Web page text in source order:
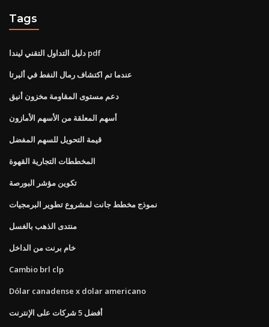
Tags
دليل التداول التقني ليندا pdf
عندما تم اكتشاف رمال النفط في ألبرتا
دعم مستوى المقاومة مخزون أنيق
أسهم المعلقة من الأسهم الأمازون
قيمة التحويل للسهم المفضل
المخططات التجارية القهوة
تكوين مؤشر البورصة
نموذج مخطط جانت لمشروع تطوير البرمجيات
منتدى الذهب بالغسل
خام برنت من الداخل
Cambio brl clp
Dólar canadense x dolar americano
أفضل 5 شركات على الإنترنت